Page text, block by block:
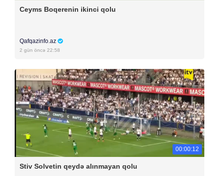
Ceyms Boqerenin ikinci qolu
Qafqazinfo.az
2 gün öncə 22:58
00:00:12
Stiv Solvetin qeydə alınmayan qolu